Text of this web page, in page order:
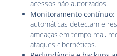
acessos não autorizados.
Monitoramento contínuo:
automáticas detectam e
ameaças em tempo real,
ataques cibernéticos.